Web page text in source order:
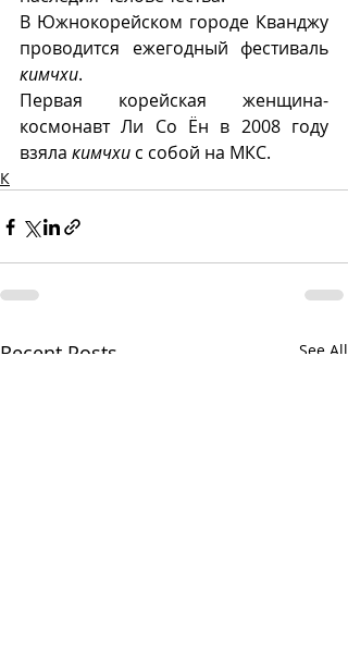
В Южнокорейском городе Кванджу
кимчхи.
Первая корейская женщина-
космонавт Ли Со Ён в 2008 году
взяла кимчхи с собой на МКС.
К
Recent Posts See All